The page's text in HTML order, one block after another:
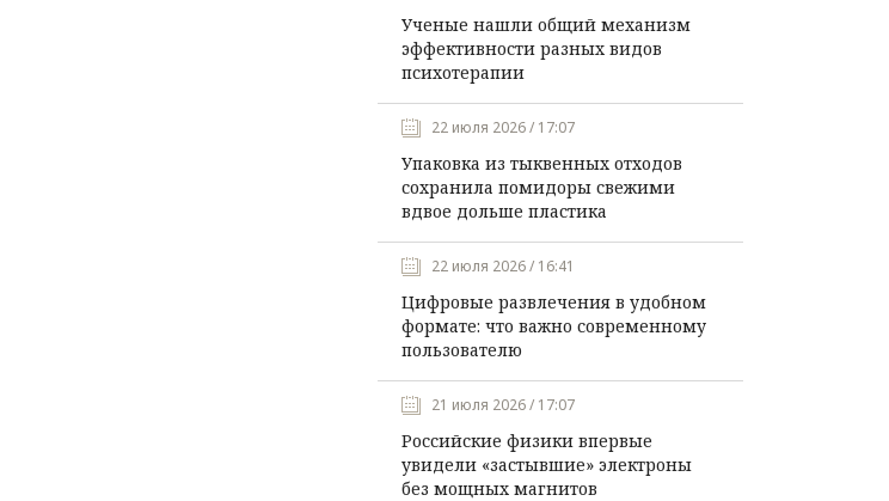
Ученые нашли общий механизм
эффективности разных видов
психотерапии
22 июля 2026 / 17:07
Упаковка из тыквенных отходов
сохранила помидоры свежими
вдвое дольше пластика
22 июля 2026 / 16:41
Цифровые развлечения в удобном
формате: что важно современному
пользователю
21 июля 2026 / 17:07
Российские физики впервые
увидели «застывшие» электроны
без мощных магнитов